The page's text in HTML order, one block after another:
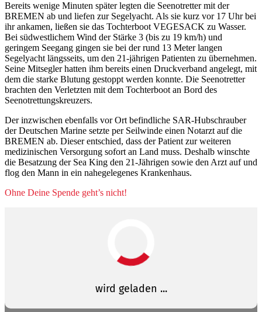
Bereits wenige Minuten später legten die Seenotretter mit der
BREMEN ab und liefen zur Segelyacht. Als sie kurz vor 17 Uhr bei
ihr ankamen, ließen sie das Tochterboot VEGESACK zu Wasser.
Bei südwestlichem Wind der Stärke 3 (bis zu 19 km/h) und
geringem Seegang gingen sie bei der rund 13 Meter langen
Segelyacht längsseits, um den 21-jährigen Patienten zu übernehmen.
Seine Mitsegler hatten ihm bereits einen Druckverband angelegt, mit
dem die starke Blutung gestoppt werden konnte. Die Seenotretter
brachten den Verletzten mit dem Tochterboot an Bord des
Seenotrettungskreuzers.
Der inzwischen ebenfalls vor Ort befindliche SAR-Hubschrauber
der Deutschen Marine setzte per Seilwinde einen Notarzt auf die
BREMEN ab. Dieser entschied, dass der Patient zur weiteren
medizinischen Versorgung sofort an Land muss. Deshalb winschte
die Besatzung der Sea King den 21-Jährigen sowie den Arzt auf und
flog den Mann in ein nahegelegenes Krankenhaus.
Ohne Deine Spende geht’s nicht!